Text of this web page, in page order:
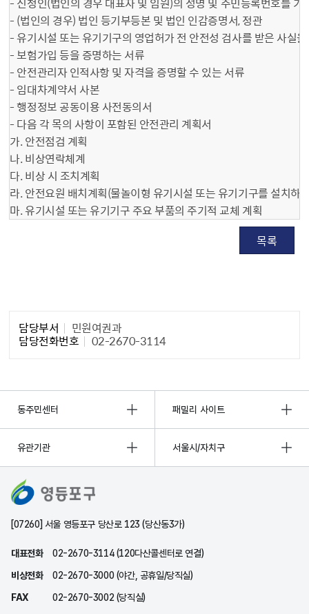
- (법인의 경우) 법인 등기부등본 및 법인 인감증명서, 정관
- 유기시설 또는 유기기구의 영업허가 전 안전성 검사를 받은 사실
- 보험가입 등을 증명하는 서류
- 안전관리자 인적사항 및 자격을 증명할 수 있는 서류
- 임대차계약서 사본
- 행정정보 공동이용 사전동의서
- 다음 각 목의 사항이 포함된 안전관리 계획서
가. 안전점검 계획
나. 비상연락체계
다. 비상 시 조치계획
라. 안전요원 배치계획(물놀이형 유기시설 또는 유기기구를 설치하
마. 유기시설 또는 유기기구 주요 부품의 주기적 교체 계획
목록
담당부서 민원여권과
담당전화번호 02-2670-3114
동주민센터 패밀리 사이트
유관기관 서울시/자치구
[07260] 서울 영등포구 당산로 123 (당산동3가)
대표전화
02-2670-3114 (120다산콜센터로 연결)
비상전화
02-2670-3000 (야간, 공휴일/당직실)
FAX
02-2670-3002 (당직실)